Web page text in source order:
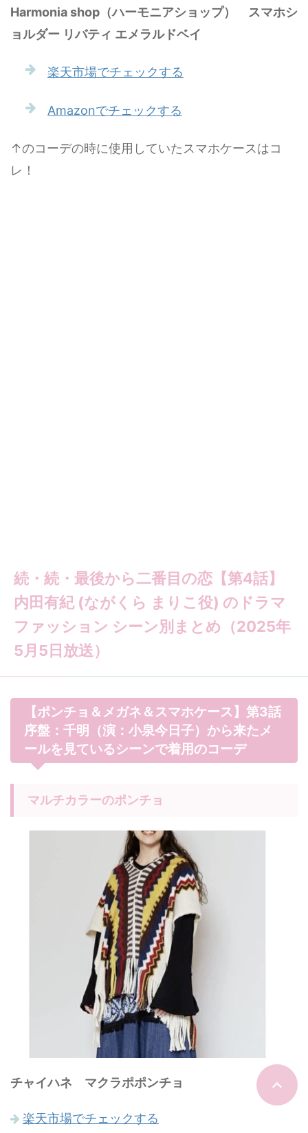
‎Harmonia shop（ハーモニアショップ） スマホシ
ョルダー リバティ エメラルドベイ
楽天市場でチェックする
Amazonでチェックする
↑のコーデの時に使用していたスマホケースはコ
レ！
続・続・最後から二番目の恋【第4話】
内田有紀 (ながくら まりこ役) のドラマ
ファッション シーン別まとめ（2025年
5月5日放送）
【ポンチョ＆メガネ＆スマホケース】第3話
序盤：千明（演：小泉今日子）から来たメ
ールを見ているシーンで着用のコーデ
マルチカラーのポンチョ
チャイハネ マクラポポンチョ
楽天市場でチェックする